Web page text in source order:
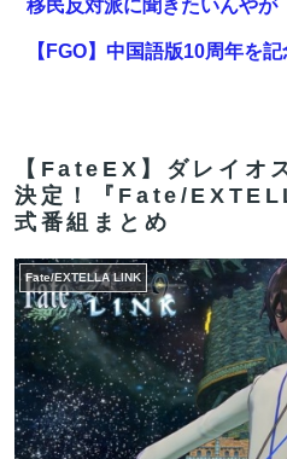
移民反対派に聞きたいんやが
【FGO】中国語版10周年を
登山口でスマホは預けて入山
ょうか？山はそれほどの覚悟
ェンジしないなら最適クリサ
米農家「流石にこんな値段じ
んじゃないかなあ？？」
【FGO】周年なんだからロ
のに
【FateEX】ダレイオ
決定！『Fate/
式番組まとめ
Fate/EXTELLA LINK